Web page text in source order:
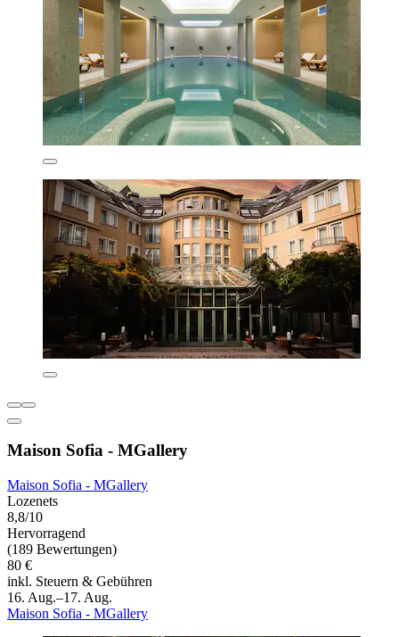
Maison Sofia - MGallery
Maison Sofia - MGallery
Lozenets
8,8/10
Hervorragend
(189 Bewertungen)
80 €
inkl. Steuern & Gebühren
16. Aug.–17. Aug.
Maison Sofia - MGallery